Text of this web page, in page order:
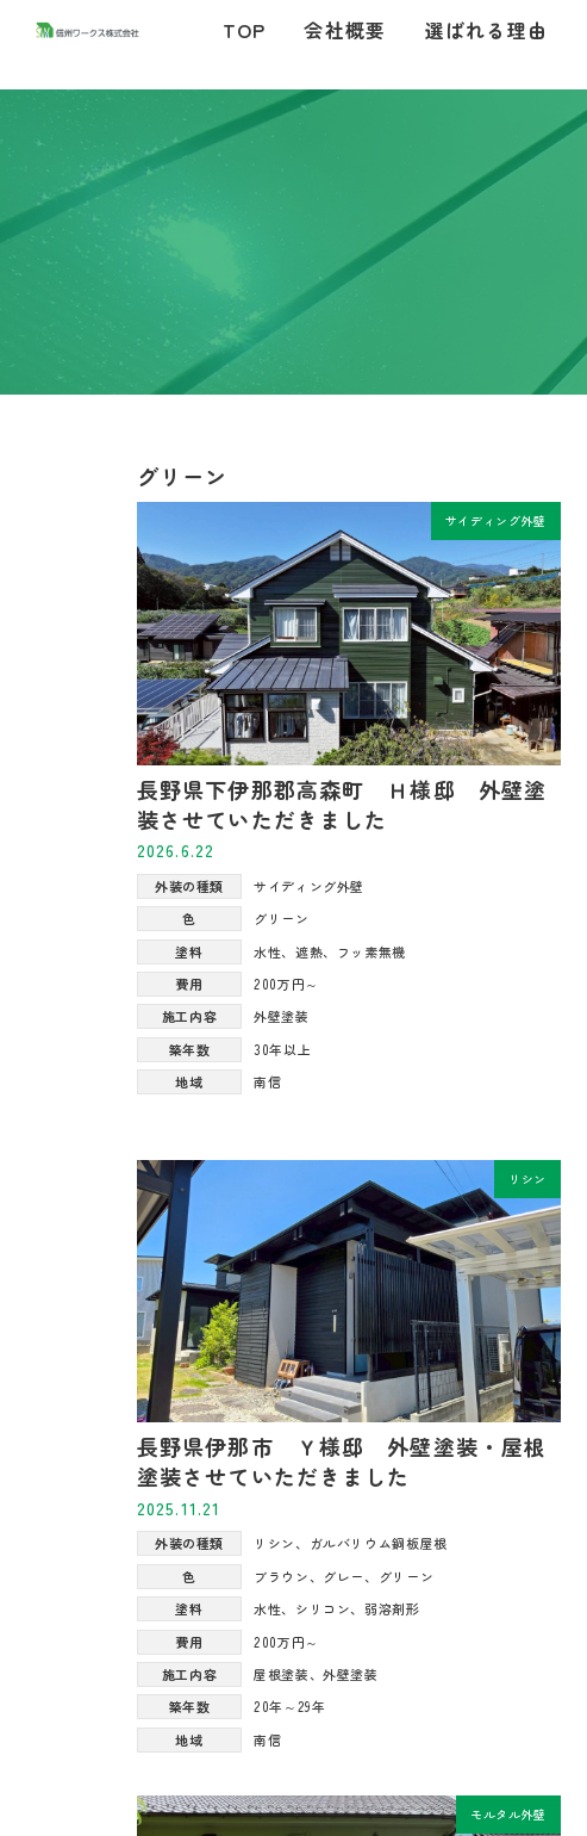
テ
ス
キ
ゲ
ン
に
TOP 会社概要 選ばれる理由
グリーン
サイディング外壁
長野県下伊那郡高森町 Ｈ様邸 外壁塗
装させていただきました
2026.6.22
外装の種類
サイディング外壁
色
グリーン
塗料
水性、 遮熱、
フッ素無機
費用
200万円～
施工内容
外壁塗装
築年数
30年以上
地域
南信
リシン
長野県伊那市 Ｙ様邸 外壁塗装・屋根
塗装させていただきました
2025.11.21
外装の種類 リシン、
ガルバリウム鋼板屋根
色
ブラウン、 グレー、
グリーン
塗料
水性、 シリコン、弱溶剤形
費用
200万円～
施工内容
屋根塗装、外壁塗装
築年数
20年～29年
地域
南信
モルタル外壁